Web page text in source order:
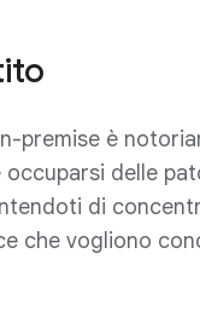
premise è
delle
di
che vogliono